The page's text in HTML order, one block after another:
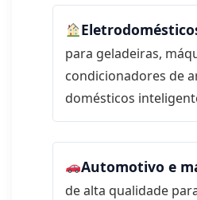
para geladeiras,
condicionadores de
domésticos
Automotivo e
de alta qualidade